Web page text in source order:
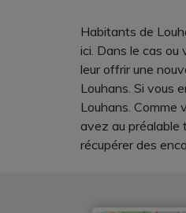
Habitants de
ici. Dans le cas
leur offrir une
Louhans. Si vous
Louhans. Comme
avez au préalable
récupérer des